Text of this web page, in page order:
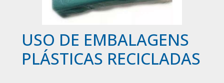
USO DE EMBALAGENS
PLÁSTICAS RECICLADAS